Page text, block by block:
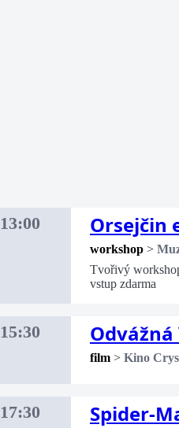
13:00 Orsejčin
workshop >
Tvořivý
vstup zdarma
15:30
film > Kino
17:30 Spider-